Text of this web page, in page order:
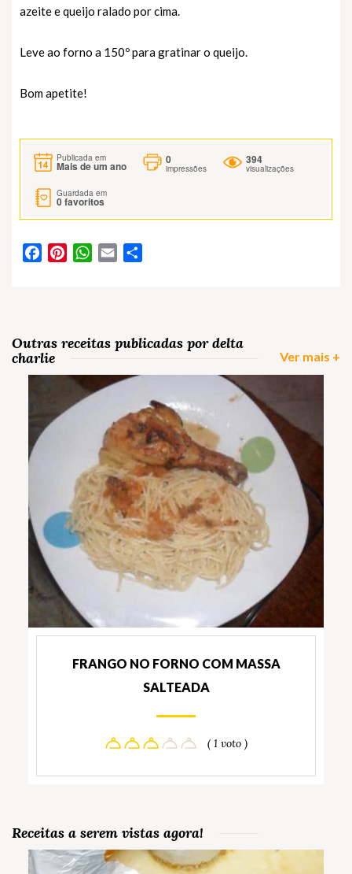
azeite e queijo ralado por cima.
Leve ao forno a 150º para gratinar o queijo.
Bom apetite!
Publicada em
Mais de um ano
0
impressões
394
visualizações
Guardada em
0favoritos
FacebookPinterestWhatsApp
Email
Outras receitas publicadas por delta
charlie
Ver mais +
FRANGO NO FORNO COM MASSA
SALTEADA
( 1 voto )
Receitas a serem vistas agora!